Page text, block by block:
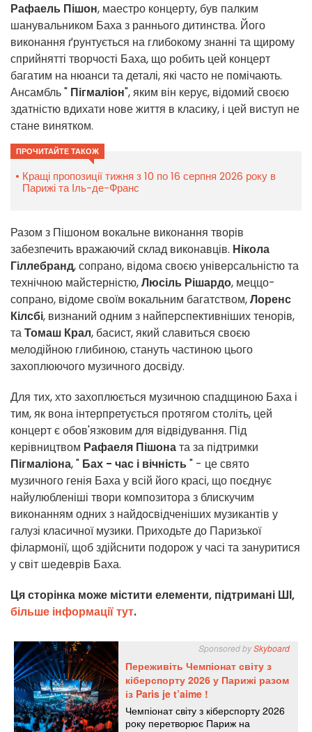
Рафаель Пішон, маестро концерту, був палким
шанувальником Баха з раннього дитинства. Його
виконання ґрунтується на глибокому знанні та щирому
сприйнятті творчості Баха, що робить цей концерт
багатим на нюанси та деталі, які часто не помічають.
Ансамбль " Пігмаліон", яким він керує, відомий своєю
здатністю вдихати нове життя в класику, і цей виступ не
стане винятком.
ПРОЧИТАЙТЕ ТАКОЖ
Кращі пропозиції тижня з 10 по 16 серпня 2026 року в
Парижі та Іль-де-Франс
Разом з Пішоном вокальне виконання творів
забезпечить вражаючий склад виконавців. Нікола
Гіллебранд, сопрано, відома своєю універсальністю та
технічною майстерністю,Люсіль Рішардо, меццо-
сопрано, відоме своїм вокальним багатством,Лоренс
Кілсбі, визнаний одним з найперспективніших тенорів,
таТомаш Крал, басист, який славиться своєю
мелодійною глибиною, стануть частиною цього
захоплюючого музичного досвіду.
Для тих, хто захоплюється музичною спадщиною Баха і
тим, як вона інтерпретується протягом століть, цей
концерт є обов'язковим для відвідування. Під
керівництвом Рафаеля Пішоната за підтримки
Пігмаліона, " Бах - час і вічність" - це свято
музичного генія Баха у всій його красі, що поєднує
найулюбленіші твори композитора з блискучим
виконанням одних з найдосвідченіших музикантів у
галузі класичної музики. Приходьте до Паризької
філармонії, щоб здійснити подорож у часі та зануритися
у світ шедеврів Баха.
Ця сторінка може містити елементи, підтримані ШІ,
більше інформації тут.